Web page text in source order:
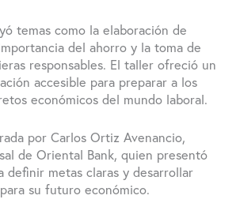
temas como la elaboración de
del ahorro y la toma de
responsables. El taller ofreció un
accesible para preparar a los
económicos del mundo laboral.
por Carlos Ortiz Avenancio,
de Oriental Bank, quien presentó
definir metas claras y desarrollar
su futuro económico.